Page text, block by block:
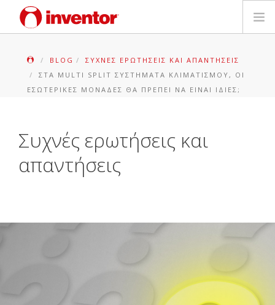
Αρχεία και Υποστήριξη
BLOG
ΣΥΧΝΈΣ ΕΡΩΤΉΣΕΙΣ ΚΑΙ ΑΠΑΝΤΉΣΕΙΣ
ΣΤΑ MULTI SPLIT ΣΥΣΤΉΜΑΤΑ ΚΛΙΜΑΤΙΣΜΟΎ, ΟΙ
ΕΣΩΤΕΡΙΚΈΣ ΜΟΝΆΔΕΣ ΘΑ ΠΡΈΠΕΙ ΝΑ ΕΊΝΑΙ ΊΔΙΕΣ;
Συχνές ερωτήσεις και
απαντήσεις